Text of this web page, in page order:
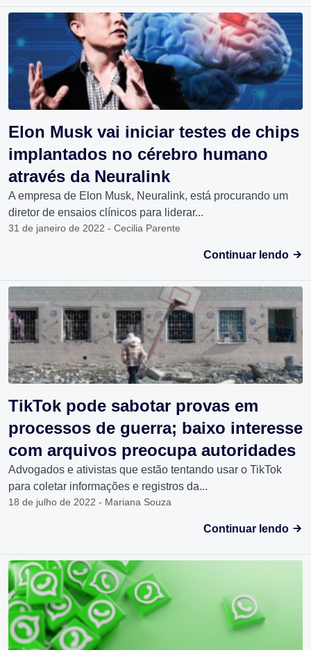
Elon Musk vai iniciar testes de chips
implantados no cérebro humano
através da Neuralink
A empresa de Elon Musk, Neuralink, está procurando um
diretor de ensaios clínicos para liderar...
31 de janeiro de 2022 - Cecilia Parente
Continuar lendo
TikTok pode sabotar provas em
processos de guerra; baixo interesse
com arquivos preocupa autoridades
Advogados e ativistas que estão tentando usar o TikTok
para coletar informações e registros da...
18 de julho de 2022 - Mariana Souza
Continuar lendo